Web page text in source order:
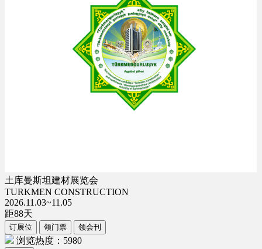
土库曼斯坦建材展览会
TURKMEN CONSTRUCTION
2026.11.03~11.05
距88天
订展位 领门票 领会刊
浏览热度：5980